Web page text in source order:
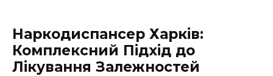
Наркодиспансер Харків:
Комплексний Підхід до
Лікування Залежностей